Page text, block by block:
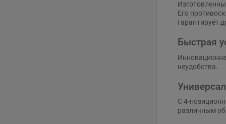
Его
гарантирует
Быстрая
неудобства.
С 4-
различным